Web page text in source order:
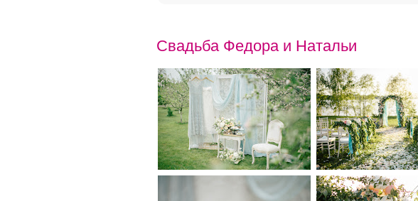
Свадьба Федора и Натальи